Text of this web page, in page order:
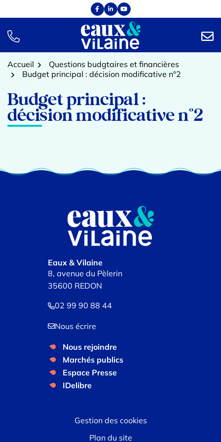
au
contenu
Facebook
(ouverture dans un nouvel onglet)
Linkedin
(ouverture dans un nouvel onglet)
YouTube
(ouverture dans un nouvel onglet)
TÉL.
Accueil
Questions budgtaires et financières
Budget principal : décision modificative n°2
Budget principal :
décision modificative n°2
Eaux & Vilaine
8, avenue du Pèlerin
35600 REDON
02 99 90 88 44
Nous écrire
Nous rejoindre
Marchés publics
Espace Presse
IDelibre
Gestion des cookies
Plan du site